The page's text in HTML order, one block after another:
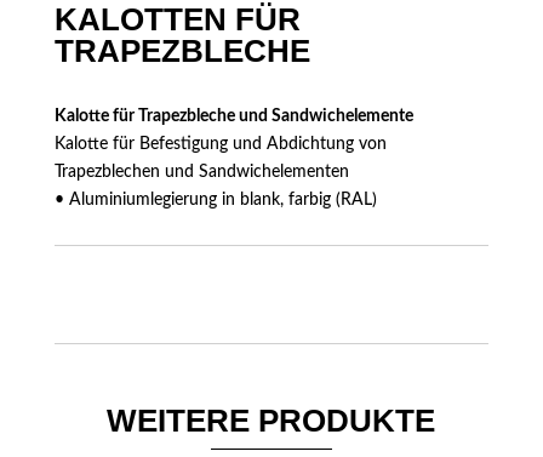
KALOTTEN FÜR
TRAPEZBLECHE
Kalotte für Trapezbleche und Sandwichelemente
Kalotte für Befestigung und Abdichtung von
Trapezblechen und Sandwichelementen
• Aluminiumlegierung in blank, farbig (RAL)
WEITERE PRODUKTE